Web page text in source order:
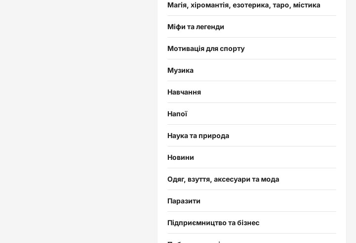
Магія, хіромантія, езотерика, таро, містика
Міфи та легенди
Мотивація для спорту
Музика
Навчання
Напої
Наука та природа
Новини
Одяг, взуття, аксесуари та мода
Паразити
Підприємництво та бізнес